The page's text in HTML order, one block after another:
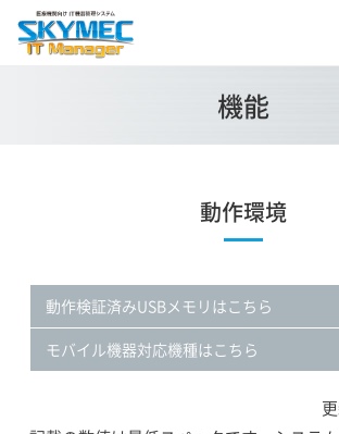
機能
動作環境
動作検証済みUSBメモリはこちら
モバイル機器対応機種はこちら